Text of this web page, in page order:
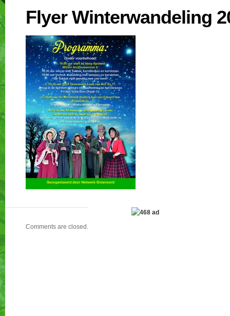
Flyer Winterwandeling
Comments are closed.